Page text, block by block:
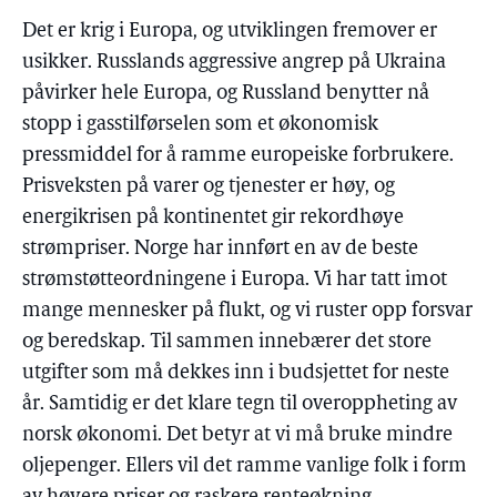
Det er krig i Europa, og utviklingen fremover er
usikker. Russlands aggressive angrep på Ukraina
påvirker hele Europa, og Russland benytter nå
stopp i gasstilførselen som et økonomisk
pressmiddel for å ramme europeiske forbrukere.
Prisveksten på varer og tjenester er høy, og
energikrisen på kontinentet gir rekordhøye
strømpriser. Norge har innført en av de beste
strømstøtteordningene i Europa. Vi har tatt imot
mange mennesker på flukt, og vi ruster opp forsvar
og beredskap. Til sammen innebærer det store
utgifter som må dekkes inn i budsjettet for neste
år. Samtidig er det klare tegn til overoppheting av
norsk økonomi. Det betyr at vi må bruke mindre
oljepenger. Ellers vil det ramme vanlige folk i form